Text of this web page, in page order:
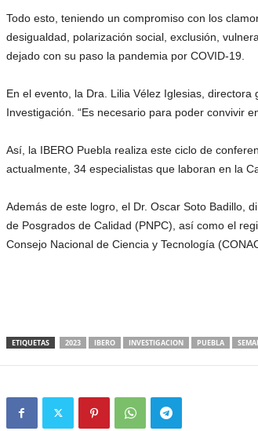
Todo esto, teniendo un compromiso con los
desigualdad, polarización social, exclusión,
dejado con su paso la pandemia por COVID-19.
En el evento, la Dra. Lilia Vélez Iglesias,
Investigación. “Es necesario para poder convivir
Así, la IBERO Puebla realiza este ciclo de
actualmente, 34 especialistas que laboran en la
Además de este logro, el Dr. Oscar Soto Badillo,
de Posgrados de Calidad (PNPC), así como el
Consejo Nacional de Ciencia y Tecnología
ETIQUETAS 2023 IBERO INVESTIGACION PUEBLA